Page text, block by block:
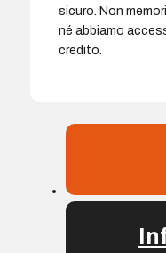
sicuro. Non
né abbiamo
credito.